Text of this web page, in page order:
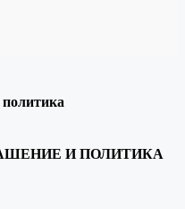
политика
И ПОЛИТИКА